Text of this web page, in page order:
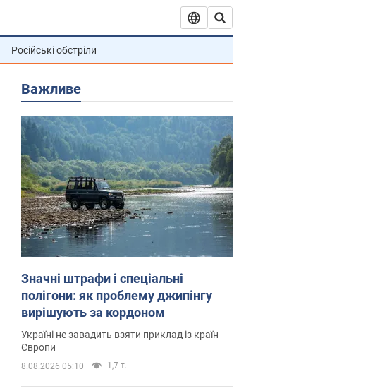
Російські обстріли
Важливе
Значні штрафи і спеціальні
полігони: як проблему джипінгу
вирішують за кордоном
Україні не завадить взяти приклад із країн
Європи
8.08.2026 05:10 1,7 т.